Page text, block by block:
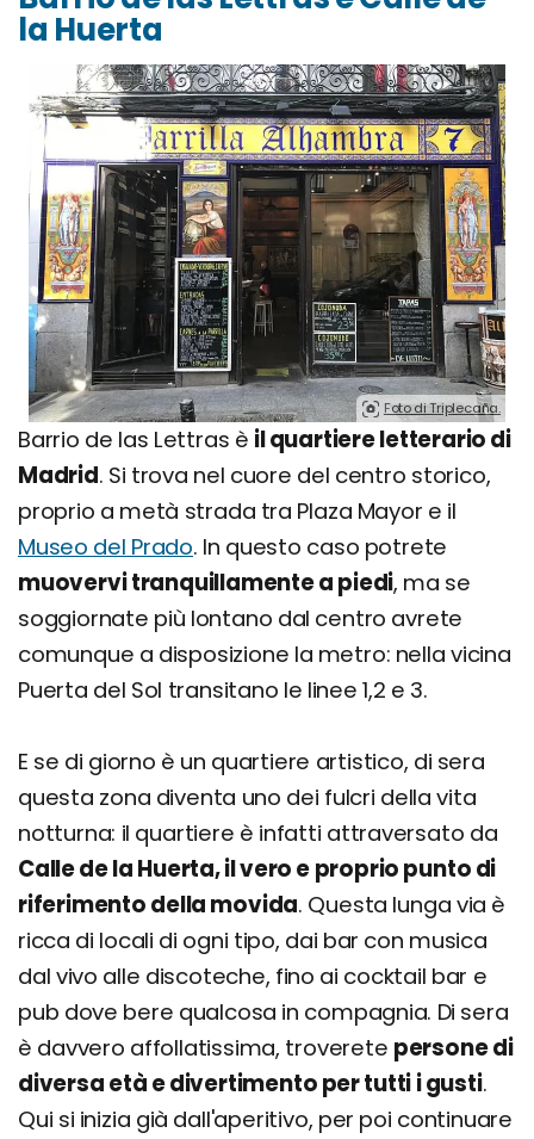
la Huerta
Foto di Triplecaña.
Barrio de las Lettras è il quartiere letterario di
Madrid. Si trova nel cuore del centro storico,
proprio a metà strada tra Plaza Mayor e il
Museo del Prado. In questo caso potrete
muovervi tranquillamente a piedi, ma se
soggiornate più lontano dal centro avrete
comunque a disposizione la metro: nella vicina
Puerta del Sol transitano le linee 1,2 e 3.
E se di giorno è un quartiere artistico, di sera
questa zona diventa uno dei fulcri della vita
notturna: il quartiere è infatti attraversato da
Calle de la Huerta, il vero e proprio punto di
riferimento della movida. Questa lunga via è
ricca di locali di ogni tipo, dai bar con musica
dal vivo alle discoteche, fino ai cocktail bar e
pub dove bere qualcosa in compagnia. Di sera
è davvero affollatissima, troverete persone di
diversa età e divertimento per tutti i gusti.
Qui si inizia già dall'aperitivo, per poi continuare